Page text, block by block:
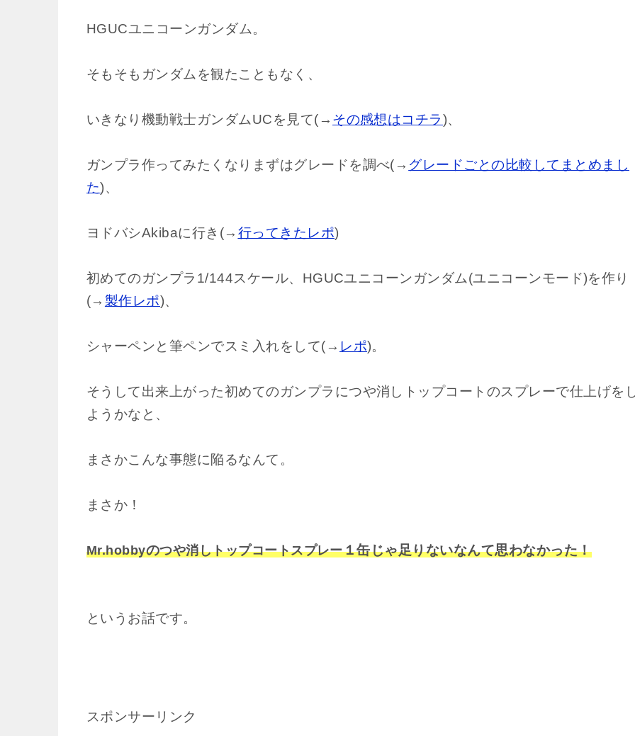
HGUCユニコーンガンダム。
そもそもガンダムを観たこともなく、
いきなり機動戦士ガンダムUCを見て(→ その感想はコチラ)、
ガンプラ作ってみたくなりまずはグレードを調べ(→ グレードごとの比較してまとめまし
た)、
ヨドバシAkibaに行き(→ 行ってきたレポ)
初めてのガンプラ1/144スケール、HGUCユニコーンガンダム(ユニコーンモード)を作り
(→ 製作レポ)、
シャーペンと筆ペンでスミ入れをして(→ レポ)。
そうして出来上がった初めてのガンプラにつや消しトップコートのスプレーで仕上げを
ようかなと、
まさかこんな事態に陥るなんて。
まさか！
Mr.hobbyのつや消しトップコートスプレー１缶じゃ足りないなんて思わなかった！
というお話です。
スポンサーリンク